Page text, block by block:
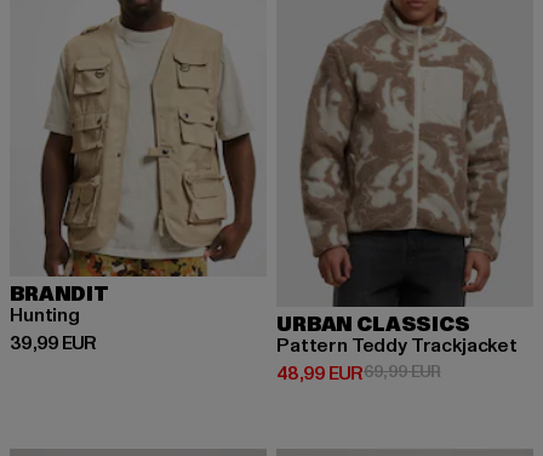
BRANDIT
Hunting
39,99 EUR
Derzeitiger Preis: 39,99 EUR
URBAN CLASSICS
Pattern Teddy Trackjacket
48,99 EUR
Derzeitiger Preis: 48,99 EUR
69,99 EURAktionspreis: